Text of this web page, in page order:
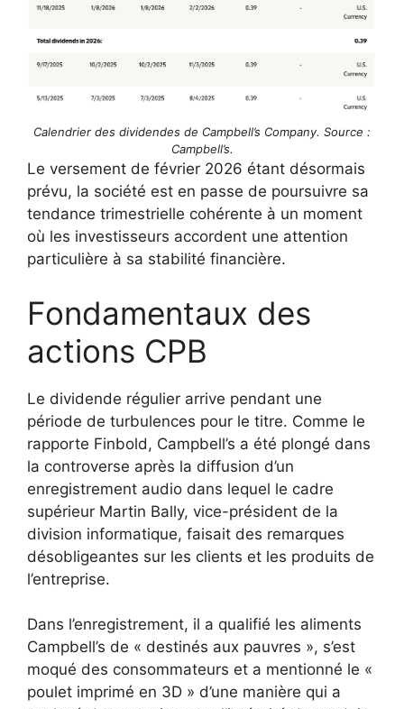
Calendrier des dividendes de Campbell’s Company. Source :
Campbell’s.
Le versement de février 2026 étant désormais
prévu, la société est en passe de poursuivre sa
tendance trimestrielle cohérente à un moment
où les investisseurs accordent une attention
particulière à sa stabilité financière.
Fondamentaux des
actions CPB
Le dividende régulier arrive pendant une
période de turbulences pour le titre. Comme le
rapporte Finbold, Campbell’s a été plongé dans
la controverse après la diffusion d’un
enregistrement audio dans lequel le cadre
supérieur Martin Bally, vice-président de la
division informatique, faisait des remarques
désobligeantes sur les clients et les produits de
l’entreprise.
Dans l’enregistrement, il a qualifié les aliments
Campbell’s de « destinés aux pauvres », s’est
moqué des consommateurs et a mentionné le «
poulet imprimé en 3D » d’une manière qui a